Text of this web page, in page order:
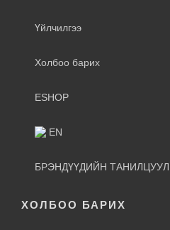
Үйлчилгээ
Холбоо барих
ESHOP
EN
БРЭНДҮҮДИЙН
ХОЛБОО БАРИХ